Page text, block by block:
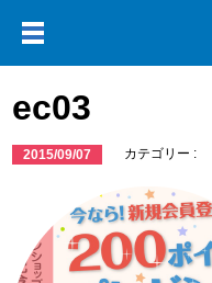
ec03
2015/09/07 カテゴリー :